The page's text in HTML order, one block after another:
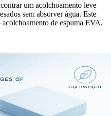
um acolchoamento leve
sem absorver água. Este
de espuma EVA,